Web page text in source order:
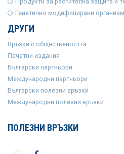
Генетично модифицирани
ДРУГИ
Връзки с обществеността
Печатни издания
Български партньори
Международни партньори
Български полезни връзки
Международни полезни връзки
ПОЛЕЗНИ ВРЪЗКИ